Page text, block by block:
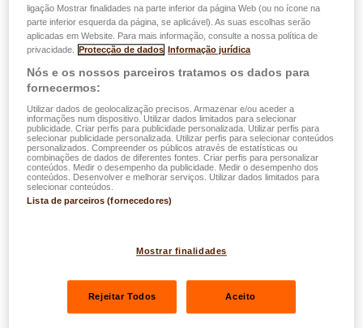
RSE do grupo.
Em plena formalização das suas iniciativas de
(Responsabilidade Social das Empresas), a LALUX
RSE.
Todas as nossas acções futuras irão girar em torno dos
seguintes temas principais:
(1) Estabilidade financeira e crescimento
económico sustentável
A primeira consiste em manter e garantir aestabilidade
ligação Mostrar finalidades na parte inferior da página Web (ou no ícone na
parte inferior esquerda da página, se aplicável). As suas escolhas serão
aplicadas em Website. Para mais informação, consulte a nossa política de
privacidade.
Protecção de dados Informação jurídica
Nós e os nossos parceiros tratamos os dados para
fornecermos:
Utilizar dados de geolocalização precisos. Armazenar e/ou aceder a
informações num dispositivo. Utilizar dados limitados para selecionar
publicidade. Criar perfis para publicidade personalizada. Utilizar perfis para
selecionar publicidade personalizada. Utilizar perfis para selecionar conteúdos
personalizados. Compreender os públicos através de estatísticas ou
combinações de dados de diferentes fontes. Criar perfis para personalizar
conteúdos. Medir o desempenho da publicidade. Medir o desempenho dos
conteúdos. Desenvolver e melhorar serviços. Utilizar dados limitados para
selecionar conteúdos.
Lista de parceiros (fornecedores)
Mostrar finalidades
Rejeitar Todos Aceito